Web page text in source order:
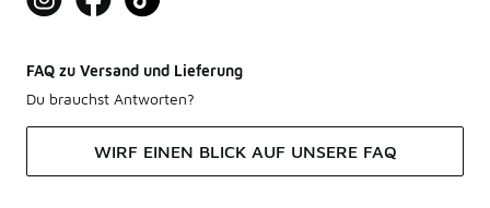
FAQ zu Versand und Lieferung
Du brauchst Antworten?
WIRF EINEN BLICK AUF UNSERE FAQ